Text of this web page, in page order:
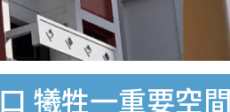
犧牲一重要空